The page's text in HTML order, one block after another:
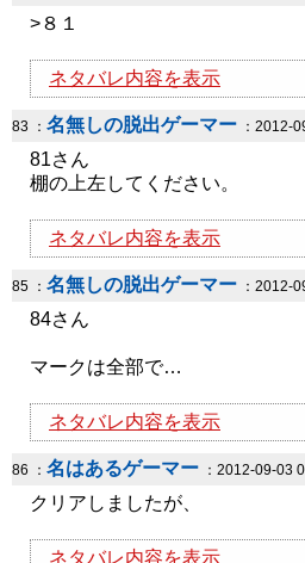
>８１
ネタバレ内容を表示
83 ： 名無しの脱出ゲーマー ：2012-
81さん
棚の上左してください。
ネタバレ内容を表示
85 ： 名無しの脱出ゲーマー ：2012-
84さん
マークは全部で…
ネタバレ内容を表示
86 ： 名はあるゲーマー ：2012-09-03
クリアしましたが、
ネタバレ内容を表示